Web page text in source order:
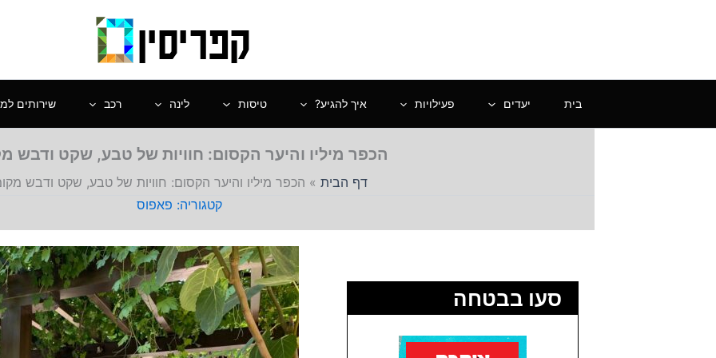
בית יעדים פעילויות איך להגיע? טיסות לינה רכב שירותים
הכפר מיליו והיער הקסום: חוויות של טבע, שקט ודבש
דף הבית » הכפר מיליו והיער הקסום: חוויות של טבע, שקט ודבש
פאפוס
סעו בבטחה